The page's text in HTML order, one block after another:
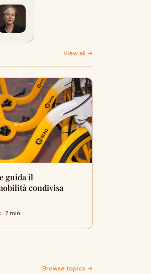
View all →
guida il
condivisa
7 min
Browse topics →